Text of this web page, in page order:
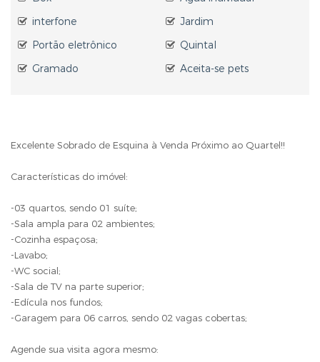
interfone
Jardim
Portão eletrônico
Quintal
Gramado
Aceita-se pets
Excelente Sobrado de Esquina à Venda Próximo ao Quartel!!
Características do imóvel:
-03 quartos, sendo 01 suíte;
-Sala ampla para 02 ambientes;
-Cozinha espaçosa;
-Lavabo;
-WC social;
-Sala de TV na parte superior;
-Edícula nos fundos;
-Garagem para 06 carros, sendo 02 vagas cobertas;
Agende sua visita agora mesmo: